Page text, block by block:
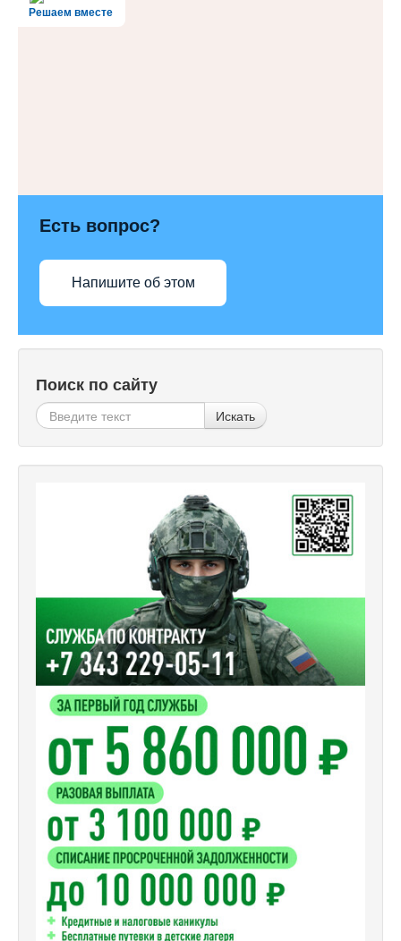
Решаем вместе
Есть вопрос?
Напишите об этом
Поиск по сайту
Искать